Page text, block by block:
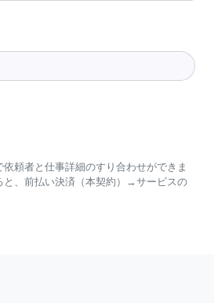
頼者と仕事詳細のすり合わせができま
と、前払い決済（本契約）→サービスの